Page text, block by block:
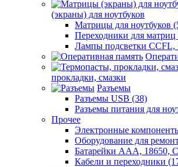
(экраны) для ноутбуков
Матрицы для ноутбуков
Переходники для матриц
Лампы подсветки CCFL,
прокладки, смазки
Разъемы
Разъемы USB (38)
Разъемы питания для
Прочее
Электронные
Оборудование для
Батарейки AAА, 18650,
Кабели и переходники